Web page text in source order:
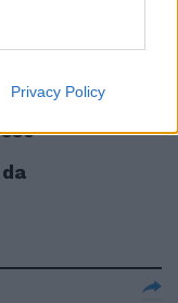
Privacy Policy